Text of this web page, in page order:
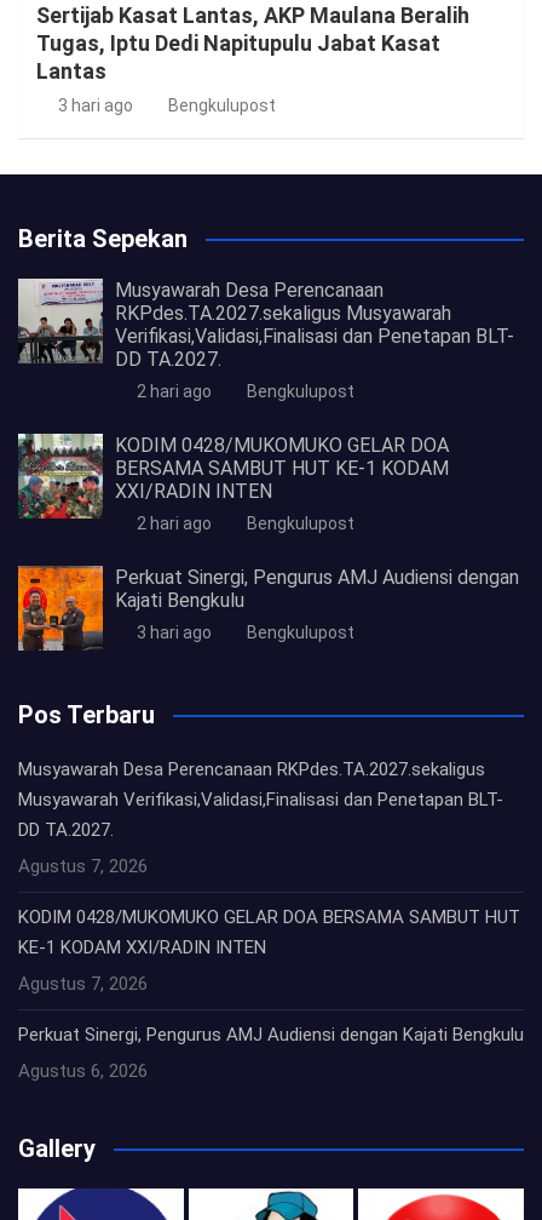
Sertijab Kasat Lantas, AKP Maulana Beralih
Tugas, Iptu Dedi Napitupulu Jabat Kasat
Lantas
3 hari ago Bengkulupost
Berita Sepekan
Musyawarah Desa Perencanaan
RKPdes.TA.2027.sekaligus Musyawarah
Verifikasi,Validasi,Finalisasi dan Penetapan BLT-
DD TA.2027.
2 hari ago Bengkulupost
KODIM 0428/MUKOMUKO GELAR DOA
BERSAMA SAMBUT HUT KE-1 KODAM
XXI/RADIN INTEN
2 hari ago Bengkulupost
Perkuat Sinergi, Pengurus AMJ Audiensi dengan
Kajati Bengkulu
3 hari ago Bengkulupost
Pos Terbaru
Musyawarah Desa Perencanaan RKPdes.TA.2027.sekaligus
Musyawarah Verifikasi,Validasi,Finalisasi dan Penetapan BLT-
DD TA.2027.
Agustus 7, 2026
KODIM 0428/MUKOMUKO GELAR DOA BERSAMA SAMBUT HUT
KE-1 KODAM XXI/RADIN INTEN
Agustus 7, 2026
Perkuat Sinergi, Pengurus AMJ Audiensi dengan Kajati Bengkulu
Agustus 6, 2026
Gallery